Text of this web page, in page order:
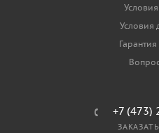
Условия
+7 (473)